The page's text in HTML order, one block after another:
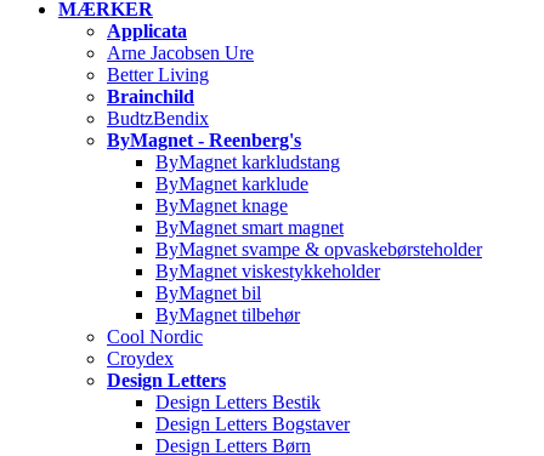
MÆRKER
Applicata
Arne Jacobsen Ure
Better Living
Brainchild
BudtzBendix
ByMagnet - Reenberg's
ByMagnet karkludstang
ByMagnet karklude
ByMagnet knage
ByMagnet smart magnet
ByMagnet svampe & opvaskebørsteholder
ByMagnet viskestykkeholder
ByMagnet bil
ByMagnet tilbehør
Cool Nordic
Croydex
Design Letters
Design Letters Bestik
Design Letters Bogstaver
Design Letters Børn